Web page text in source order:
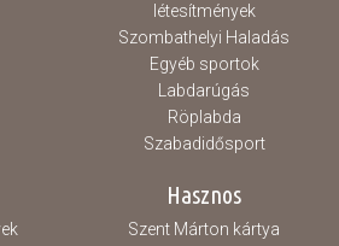
létesítmények
Szombathelyi Haladás
Egyéb sportok
Labdarúgás
Röplabda
Szabadidősport
Hasznos
Szent Márton kártya